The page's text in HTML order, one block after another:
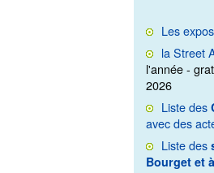
Les
la Street
l'année -
2026
Liste des
avec des
Liste des
Bourget et